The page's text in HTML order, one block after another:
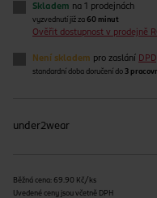
Skladem na 1 prodejnách
vyzvednutí již za 60 minut
Ověřit dostupnost v prodejně
Není skladem pro zaslání
standardní doba doručení do 3
under2wear
Běžná cena: 69.90 Kč/ks
Uvedené ceny jsou včetně DPH